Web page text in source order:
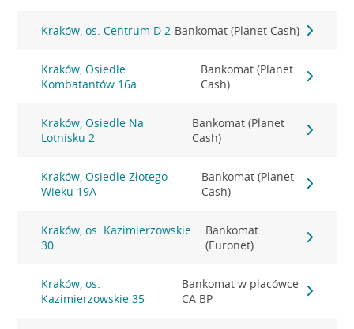
Kraków, os. Centrum D 2 Bankomat (Planet Cash)
Kraków, Osiedle
Kombatantów 16a
Bankomat (Planet
Cash)
Kraków, Osiedle Na
Lotnisku 2
Bankomat (Planet
Cash)
Kraków, Osiedle Złotego
Wieku 19A
Bankomat (Planet
Cash)
Kraków, os. Kazimierzowskie
30
Bankomat
(Euronet)
Kraków, os.
Kazimierzowskie 35
Bankomat w placówce
CA BP